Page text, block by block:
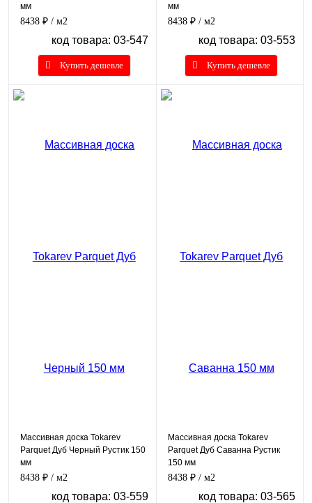
мм
8438 ₽ / м2
код товара: 03-547
Купить дешевле
мм
8438 ₽ / м2
код товара: 03-553
Купить дешевле
Массивная доска Tokarev
Parquet Дуб Черный Рустик 150
мм
8438 ₽ / м2
код товара: 03-559
Массивная доска Tokarev
Parquet Дуб Саванна Рустик
150 мм
8438 ₽ / м2
код товара: 03-565